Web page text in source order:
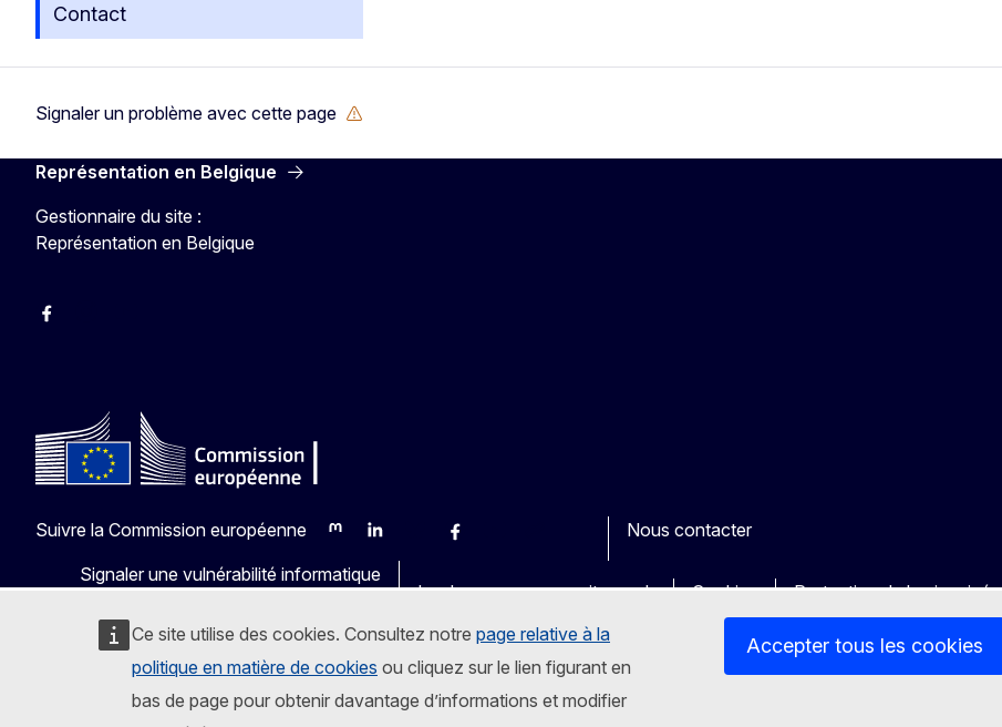
Ce site utilise des cookies. Consultez notre page relative à la
politique en matière de cookies ou cliquez sur le lien figurant en
bas de page pour obtenir davantage d’informations et modifier
Accepter tous les cookies
Contact
Signaler un problème avec cette page
Représentation en Belgique
Gestionnaire du site :
Représentation en Belgique
Facebook
Suivre la Commission européenne
MastodonLinkedInBlueskyFacebook
Nous contacter
Signaler une vulnérabilité informatique
Les langues sur nos sites web
Cookies Protection de la vie privée